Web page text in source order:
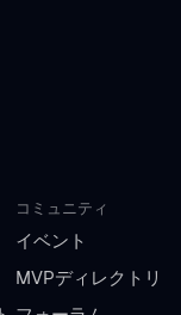
コミュニティ
イベント
MVPディレクトリ